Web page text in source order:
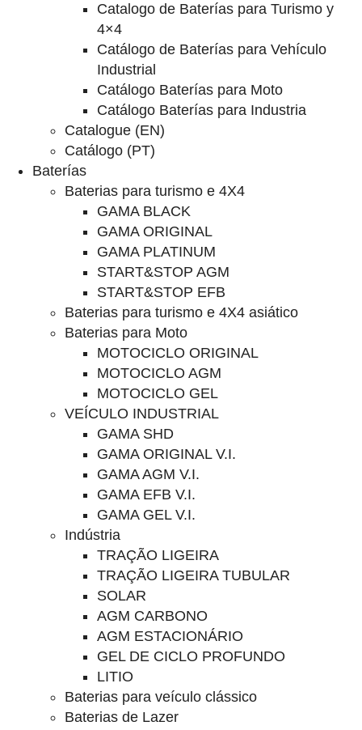
Catalogo de Baterías para Turismo y
4×4
Catálogo de Baterías para Vehículo
Industrial
Catálogo Baterías para Moto
Catálogo Baterías para Industria
Catalogue (EN)
Catálogo (PT)
Baterías
Baterias para turismo e 4X4
GAMA BLACK
GAMA ORIGINAL
GAMA PLATINUM
START&STOP AGM
START&STOP EFB
Baterias para turismo e 4X4 asiático
Baterias para Moto
MOTOCICLO ORIGINAL
MOTOCICLO AGM
MOTOCICLO GEL
VEÍCULO INDUSTRIAL
GAMA SHD
GAMA ORIGINAL V.I.
GAMA AGM V.I.
GAMA EFB V.I.
GAMA GEL V.I.
Indústria
TRAÇÃO LIGEIRA
TRAÇÃO LIGEIRA TUBULAR
SOLAR
AGM CARBONO
AGM ESTACIONÁRIO
GEL DE CICLO PROFUNDO
LITIO
Baterias para veículo clássico
Baterias de Lazer